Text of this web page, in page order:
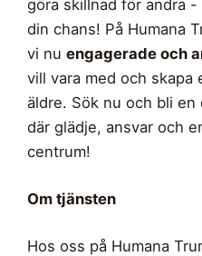
göra skillnad för andra -
din chans! På Humana
vi nu engagerade och
vill vara med och skapa
äldre. Sök nu och bli
där glädje, ansvar och
centrum!
Om tjänsten
Hos oss på Humana